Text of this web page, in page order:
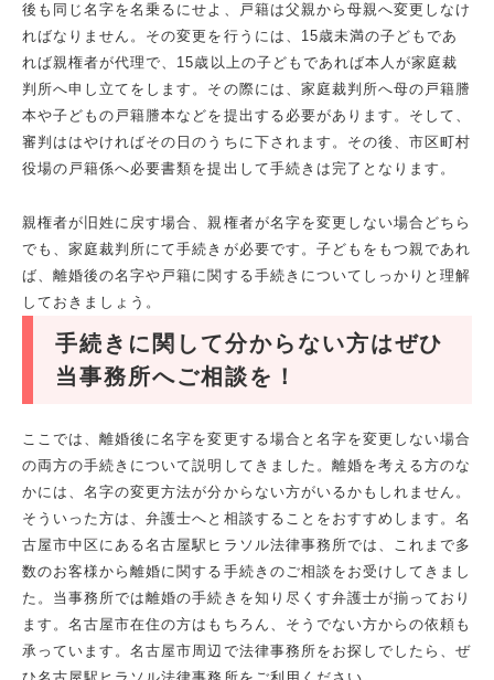
後も同じ名字を名乗るにせよ、戸籍は父親から母親へ変更しなけ
ればなりません。その変更を行うには、15歳未満の子どもであ
れば親権者が代理で、15歳以上の子どもであれば本人が家庭裁
判所へ申し立てをします。その際には、家庭裁判所へ母の戸籍謄
本や子どもの戸籍謄本などを提出する必要があります。そして、
審判ははやければその日のうちに下されます。その後、市区町村
役場の戸籍係へ必要書類を提出して手続きは完了となります。
親権者が旧姓に戻す場合、親権者が名字を変更しない場合どちら
でも、家庭裁判所にて手続きが必要です。子どもをもつ親であれ
ば、離婚後の名字や戸籍に関する手続きについてしっかりと理解
しておきましょう。
手続きに関して分からない方はぜひ
当事務所へご相談を！
ここでは、離婚後に名字を変更する場合と名字を変更しない場合
の両方の手続きについて説明してきました。離婚を考える方のな
かには、名字の変更方法が分からない方がいるかもしれません。
そういった方は、弁護士へと相談することをおすすめします。名
古屋市中区にある名古屋駅ヒラソル法律事務所では、これまで多
数のお客様から離婚に関する手続きのご相談をお受けしてきまし
た。当事務所では離婚の手続きを知り尽くす弁護士が揃っており
ます。名古屋市在住の方はもちろん、そうでない方からの依頼も
承っています。名古屋市周辺で法律事務所をお探しでしたら、ぜ